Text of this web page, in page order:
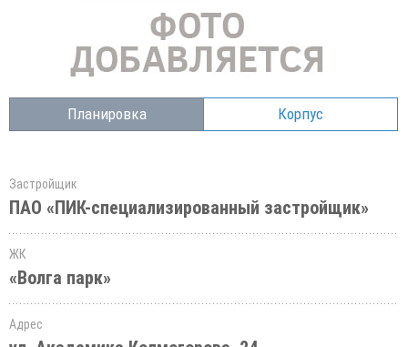
Планировка Корпус
Застройщик
ПАО «ПИК-специализированный застройщик»
ЖК
«Волга парк»
Адрес